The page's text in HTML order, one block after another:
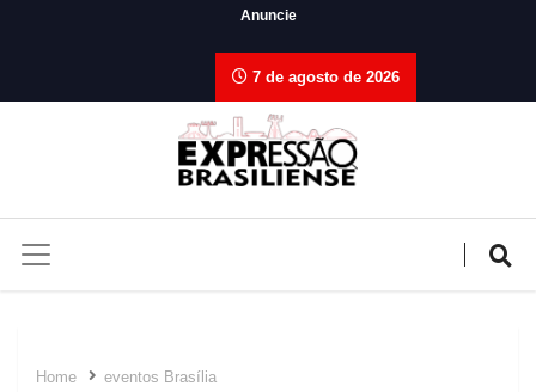
Anuncie
7 de agosto de 2026
Home eventos Brasília